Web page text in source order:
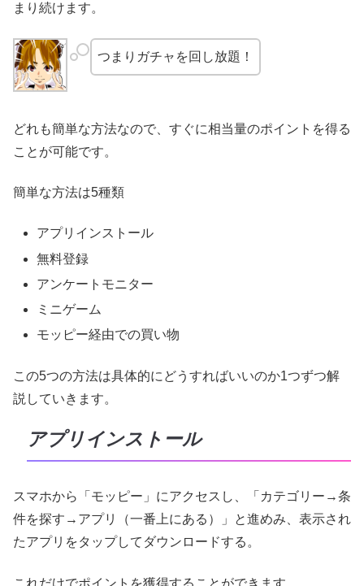
まり続けます。
つまりガチャを回し放題！
どれも簡単な方法なので、すぐに相当量のポイントを得る
ことが可能です。
簡単な方法は5種類
アプリインストール
無料登録
アンケートモニター
ミニゲーム
モッピー経由での買い物
この5つの方法は具体的にどうすればいいのか1つずつ解
説していきます。
アプリインストール
スマホから「モッピー」にアクセスし、「カテゴリー→条
件を探す→アプリ（一番上にある）」と進めみ、表示され
たアプリをタップしてダウンロードする。
これだけでポイントを獲得することができます。